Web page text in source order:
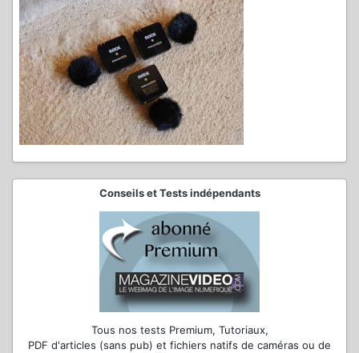
Conseils et Tests indépendants
Tous nos tests Premium, Tutoriaux,
PDF d'articles (sans pub) et fichiers natifs de caméras ou de